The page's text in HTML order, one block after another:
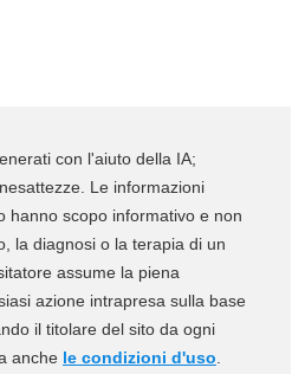
con l'aiuto della IA;
Le informazioni
hanno scopo informativo e non
la diagnosi o la terapia di un
assume la piena
azione intrapresa sulla base
il titolare del sito da ogni
anche le condizioni d'uso